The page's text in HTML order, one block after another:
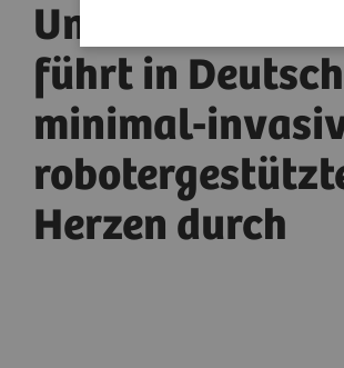
führt in
minimal-
Herzen durch